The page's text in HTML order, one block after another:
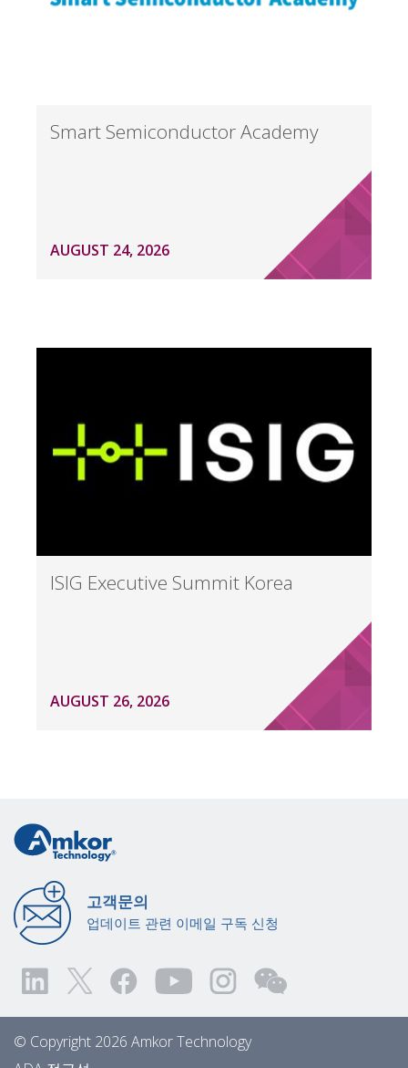
Smart Semiconductor Academy
AUGUST 24, 2026
ISIG Executive Summit Korea
AUGUST 26, 2026
고객문의
업데이트 관련 이메일 구독 신청
© Copyright 2026 Amkor Technology